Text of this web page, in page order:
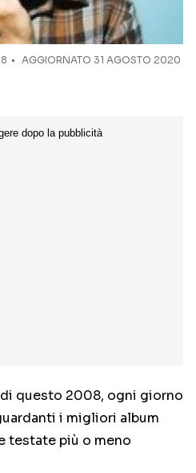
AGGIORNATO 31 AGOSTO 2020
questo 2008, ogni giorno
i migliori album
testate più o meno